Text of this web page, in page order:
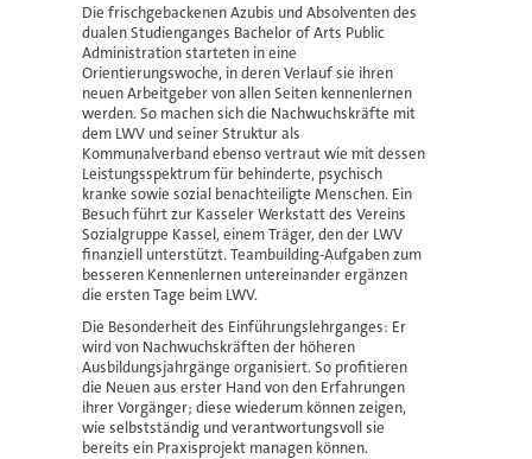
Die frischgebackenen Azubis und Absolventen des
dualen Studienganges Bachelor of Arts Public
Administration starteten in eine
Orientierungswoche, in deren Verlauf sie ihren
neuen Arbeitgeber von allen Seiten kennenlernen
werden. So machen sich die Nachwuchskräfte mit
dem LWV und seiner Struktur als
Kommunalverband ebenso vertraut wie mit dessen
Leistungsspektrum für behinderte, psychisch
kranke sowie sozial benachteiligte Menschen. Ein
Besuch führt zur Kasseler Werkstatt des Vereins
Sozialgruppe Kassel, einem Träger, den der LWV
finanziell unterstützt. Teambuilding-Aufgaben zum
besseren Kennenlernen untereinander ergänzen
die ersten Tage beim LWV.
Die Besonderheit des Einführungslehrganges: Er
wird von Nachwuchskräften der höheren
Ausbildungsjahrgänge organisiert. So profitieren
die Neuen aus erster Hand von den Erfahrungen
ihrer Vorgänger; diese wiederum können zeigen,
wie selbstständig und verantwortungsvoll sie
bereits ein Praxisprojekt managen können.